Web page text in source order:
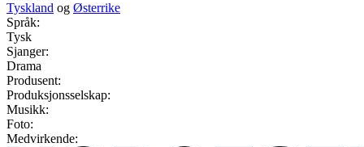
Tyskland og Østerrike
Språk:
Tysk
Sjanger:
Drama
Produsent:
Produksjonsselskap:
Musikk:
Foto:
Medvirkende: